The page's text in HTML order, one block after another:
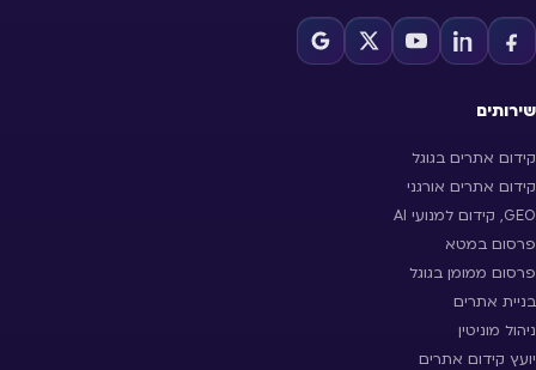
שירותים
קידום אתרים בגוגל
קידום אתרים אורגני
GEO, קידום למנועי AI
פרסום במטא
פרסום ממומן בגוגל
בניית אתרים
ניהול מוניטין
יועץ קידום אתרים